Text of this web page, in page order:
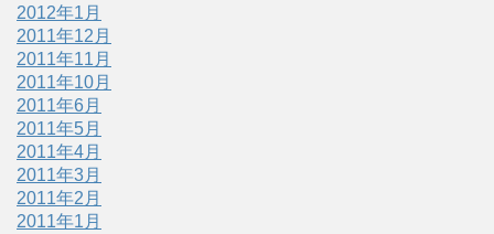
2012年1月
2011年12月
2011年11月
2011年10月
2011年6月
2011年5月
2011年4月
2011年3月
2011年2月
2011年1月